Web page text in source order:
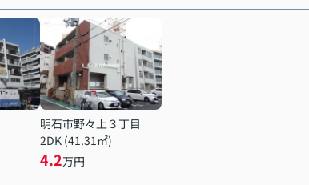
明石市野々上３丁目
2DK (41.31㎡)
4.2万円